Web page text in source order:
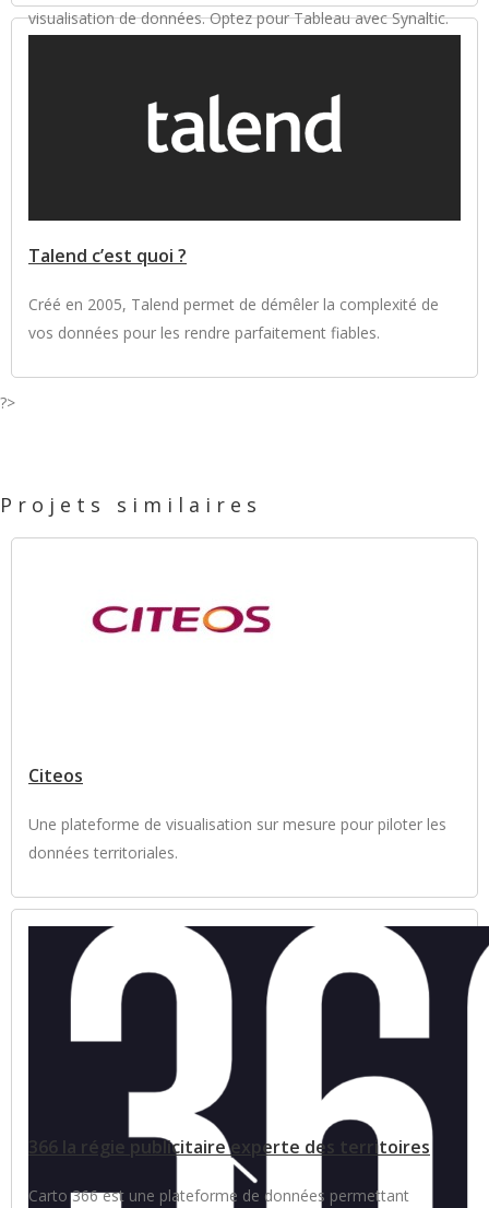
visualisation de données. Optez pour Tableau avec Synaltic.
Talend c’est quoi ?
Créé en 2005, Talend permet de démêler la complexité de
vos données pour les rendre parfaitement fiables.
?>
Projets similaires
Citeos
Une plateforme de visualisation sur mesure pour piloter les
données territoriales.
366 la régie publicitaire experte des territoires
Carto 366 est une plateforme de données permettant